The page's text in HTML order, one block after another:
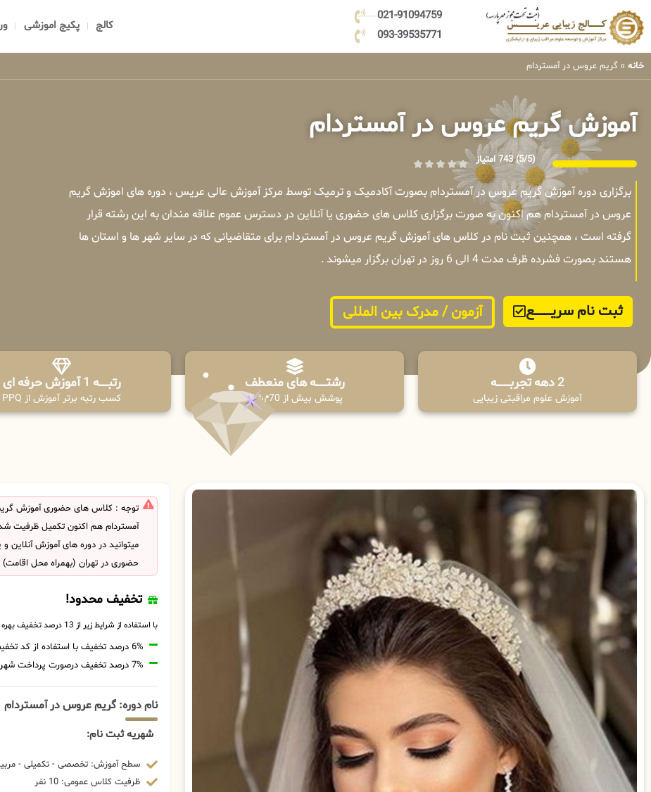
021-91094759
093-39535771
کالج پکیج اموزشی
خانه » گریم عروس در آمستردام
آموزش گریم عروس در آمستردام
(5/5) 743 امتیاز
برگزاری دوره آموزش گریم عروس در آمستردام بصورت آکادمیک و ترمیک توسط مرکز آموزش عالی عریس ، دوره های اموزش گریم
عروس در آمستردام هم اکنون به صورت برگزاری کلاس های حضوری یا آنلاین در دسترس عموم علاقه مندان به این رشته قرار
گرفته است ، همچنین ثبت نام در کلاس های آموزش گریم عروس در آمستردام برای متقاضیانی که در سایر شهر ها و استان ها
هستند بصورت فشرده ظرف مدت 4 الی 6 روز در تهران برگزار میشوند .
ثبت نام سریــــــــــــع آزمون / مدرک بین المللی
2 دهه تجربـــــــــه
آموزش علوم مراقبتی زیبایی
رشتـــــــه های منعطف
پوشش بیش از 70 رشته
رتبــــــه 1 آموزش حرفه ای
کسب رتبه برتر آموزش از PPQ
توجه : کلاس های حضوری آموزش
آمستردام هم اکنون تکمیل ظرفیت
میتوانید در دوره های آموزش آنلاین
حضوری در تهران (بهمراه محل
تخفیف محدود!
با استفاده از شرایط زیر از 13 درصد تخفیف بهره مند شوید.
6% درصد تخفیف با استفاده از کد تخفیف 20806
7% درصد تخفیف درصورت پرداخت شهریه با رمزارز
نام دوره: گریم عروس در آمستردام
شهریه ثبت نام:
سطح آموزش: تخصصی - تکمیلی -
ظرفیت کلاس عمومی: 10 نفر